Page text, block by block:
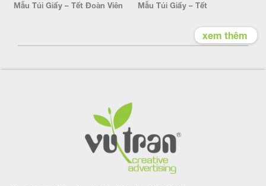
Mẫu Túi Giấy – Tết Đoàn Viên Mẫu Túi Giấy – Tết
xem thêm